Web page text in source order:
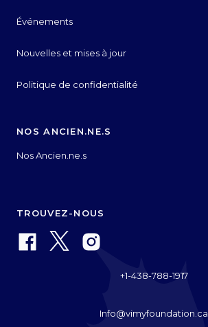
Événements
Nouvelles et mises à jour
Politique de confidentialité
NOS ANCIEN.NE.S
Nos Ancien.ne.s
TROUVEZ-NOUS
+1-438-788-1917
Info@vimyfoundation.ca